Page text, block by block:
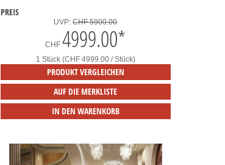
PREIS
UVP:CHF 5900.00
CHF 4999.00*
1 Stück (CHF 4999.00 / Stück)
PRODUKT VERGLEICHEN
AUF DIE MERKLISTE
IN DEN WARENKORB